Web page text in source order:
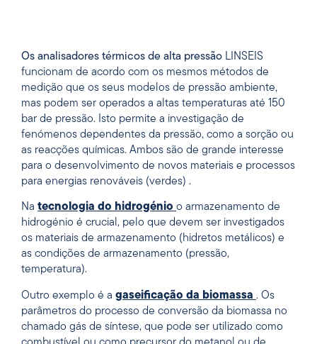
Os analisadores térmicos de alta pressão LINSEIS
funcionam de acordo com os mesmos métodos de
medição que os seus modelos de pressão ambiente,
mas podem ser operados a altas temperaturas até 150
bar de pressão. Isto permite a investigação de
fenómenos dependentes da pressão, como a sorção ou
as reacções químicas. Ambos são de grande interesse
para o desenvolvimento de novos materiais e processos
para energias renováveis (verdes) .
Na tecnologia do hidrogénio o armazenamento de
hidrogénio é crucial, pelo que devem ser investigados
os materiais de armazenamento (hidretos metálicos) e
as condições de armazenamento (pressão,
temperatura).
Outro exemplo é a gaseificação da biomassa . Os
parâmetros do processo de conversão da biomassa no
chamado gás de síntese, que pode ser utilizado como